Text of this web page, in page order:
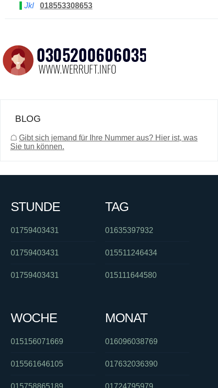
Jkl
018553308653
BLOG
☖ Gibt sich jemand für Ihre Nummer aus? Hier ist, was
Sie tun können.
STUNDE
01759403431
01759403431
01759403431
TAG
01635397932
015511246434
015111644580
WOCHE
015156071669
015561646105
015758865189
MONAT
016096038769
017632036390
01724795979